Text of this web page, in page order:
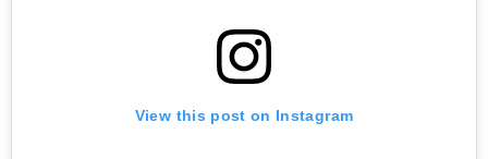
View this post on Instagram